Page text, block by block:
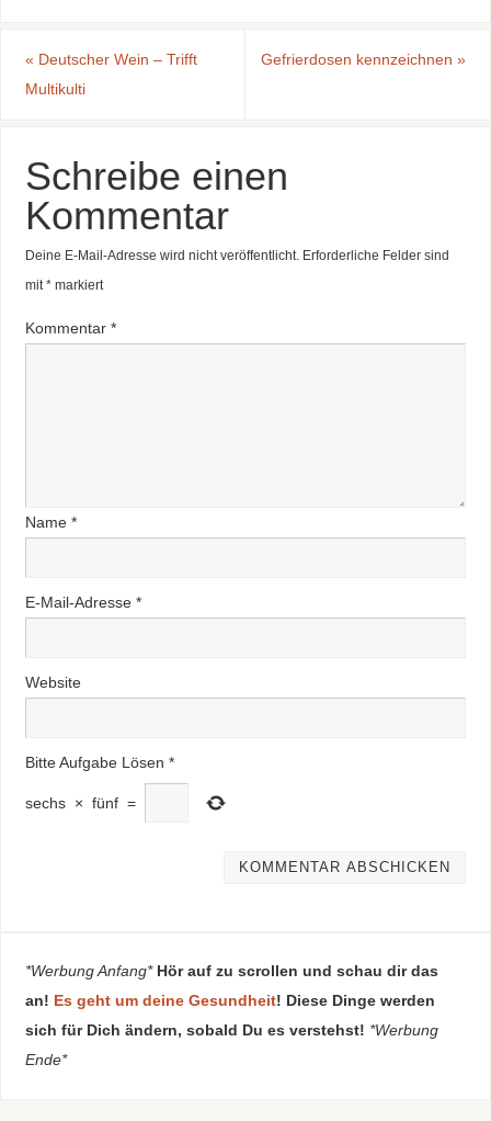
« Deutscher Wein – Trifft
Multikulti
Gefrierdosen kennzeichnen»
Schreibe einen
Kommentar
Deine E-Mail-Adresse wird nicht veröffentlicht. Erforderliche Felder sind
mit*markiert
Kommentar *
Name *
E-Mail-Adresse *
Website
Bitte Aufgabe Lösen *
sechs × fünf =
*Werbung Anfang* Hör auf zu scrollen und schau dir das
an! Es geht um deine Gesundheit! Diese Dinge werden
sich für Dich ändern, sobald Du es verstehst! *Werbung
Ende*